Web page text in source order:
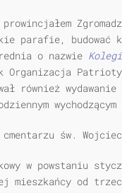
parafie,
o nazwie
również
św.
w powstaniu
mieszkańcy od